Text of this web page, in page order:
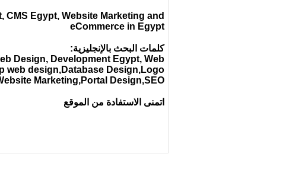
Egypt, Website Marketing and
eCommerce in Egypt
كلمات البحث بالإنجليزية:
Design, Development Egypt, Web
web design,Database Design,Logo
Marketing,Portal Design,SEO
اتمنى الاستفادة من الموقع